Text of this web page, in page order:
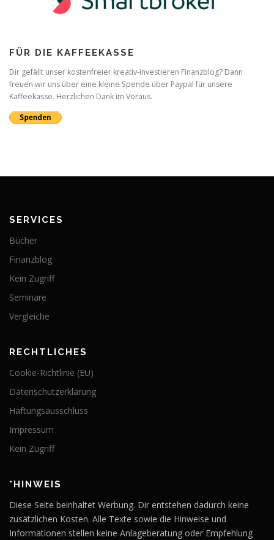
FÜR DIE KAFFEEKASSE
Dir gefällt unser kostenfreier kreativ-investieren Finanzblog? Dann
freuen wir uns über eine kleine Spende über Paypal für unsere
Kaffeekasse. Herzlichen Dank im Voraus.
SERVICES
Bücher
Finanzblog
Kein Zugriff
Seminare
Vergleiche
RECHTLICHES
Cookie-Richtlinie (EU)
Datenschutzerklärung
Haftungsausschluss
Impressum
Kein Zugriff
*HINWEIS
Diese Seite beinhaltet Werbung. Dir entstehen dadurch keine
zusätzlichen Kosten. Alle Texte sowie die Hinweise und
Informationen stellen keine Anlageberatung oder Empfehlung